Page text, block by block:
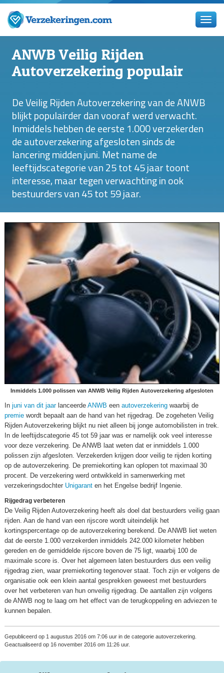
ANWB Veilig Rijden
Autoverzekering populair
De Veilig Rijden Autoverzekering van de ANWB
blijkt populairder dan vooraf werd verwacht.
Inmiddels hebben de eerste 1.000 verzekerden
de autoverzekering afgesloten sinds de
lancering midden juni. Met name de
leeftijdscategorie van 25 tot 45 jaar toont
interesse, maar tegen verwachting in ook
bestuurders van 45 tot 59 jaar.
Inmiddels 1.000 polissen van ANWB Veilig Rijden Autoverzekering afgesloten
In juni van dit jaarlanceerde ANWB een autoverzekering waarbij de
premie wordt bepaalt aan de hand van het rijgedrag. De zogeheten Veilig
Rijden Autoverzekering blijkt nu niet alleen bij jonge automobilisten in trek.
In de leeftijdscategorie 45 tot 59 jaar was er namelijk ook veel interesse
voor deze verzekering. De ANWB laat weten dat er inmiddels 1.000
polissen zijn afgesloten. Verzekerden krijgen door veilig te rijden korting
op de autoverzekering. De premiekorting kan oplopen tot maximaal 30
procent. De verzekering werd ontwikkeld in samenwerking met
verzekeringsdochter Unigarant en het Engelse bedrijf Ingenie.
Rijgedrag verbeteren
De Veilig Rijden Autoverzekering heeft als doel dat bestuurders veilig gaan
rijden. Aan de hand van een rijscore wordt uiteindelijk het
kortingspercentage op de autoverzekering berekend. De ANWB liet weten
dat de eerste 1.000 verzekerden inmiddels 242.000 kilometer hebben
gereden en de gemiddelde rijscore boven de 75 ligt, waarbij 100 de
maximale score is. Over het algemeen laten bestuurders dus een veilig
rijgedrag zien, waar premiekorting tegenover staat. Toch zijn er volgens de
organisatie ook een klein aantal gesprekken geweest met bestuurders
over het verbeteren van hun onveilig rijgedrag. De aantallen zijn volgens
de ANWB nog te laag om het effect van de terugkoppeling en adviezen te
kunnen bepalen.
Gepubliceerd op 1 augustus 2016 om 7:06 uur in de categorie autoverzekering.
Geactualiseerd op 16 november 2016 om 11:26 uur.